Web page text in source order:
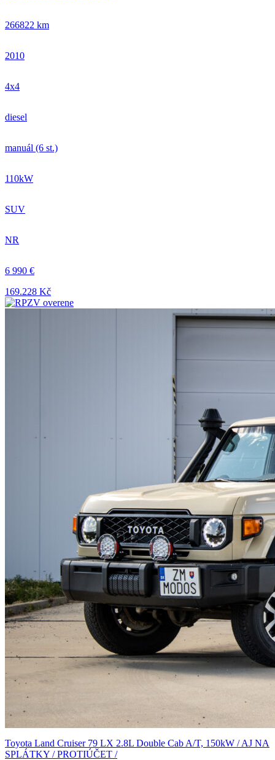
266822 km
2010
4x4
diesel
manuál (6 st.)
110kW
SUV
NR
6 990 €
169.228 Kč
Toyota Land Cruiser 79 LX 2.8L Double Cab A/T, 150kW / AJ NA
SPLÁTKY / PROTIÚČET /